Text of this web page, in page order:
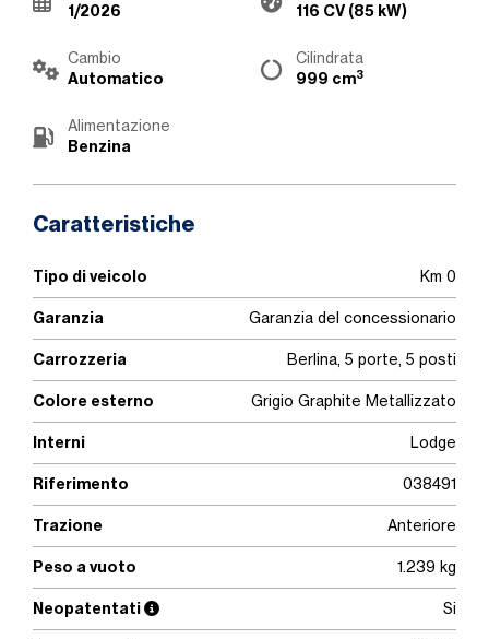
1/2026 116 CV (85 kW)
Cambio
Automatico
Cilindrata
999 cm3
Alimentazione
Benzina
Caratteristiche
Tipo di veicolo Km 0
Garanzia Garanzia del concessionario
Carrozzeria Berlina, 5 porte, 5 posti
Colore esterno Grigio Graphite Metallizzato
Interni Lodge
Riferimento 038491
Trazione Anteriore
Peso a vuoto 1.239 kg
Neopatentati Si